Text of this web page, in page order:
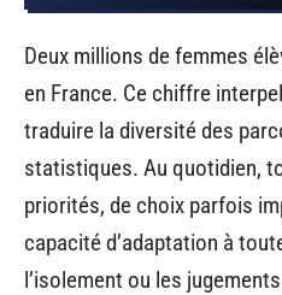
Deux millions de femmes
en France. Ce chiffre
traduire la diversité des
statistiques. Au quotidien,
priorités, de choix parfois
capacité d’adaptation à
l’isolement ou les